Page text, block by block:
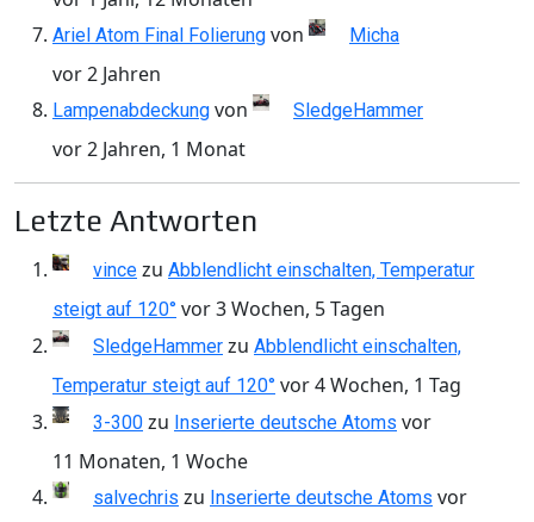
Ariel Atom Final Folierung von Micha
vor 2 Jahren
Lampenabdeckung von SledgeHammer
vor 2 Jahren, 1 Monat
Letzte Antworten
vince zu Abblendlicht einschalten, Temperatur
steigt auf 120° vor 3 Wochen, 5 Tagen
SledgeHammer zu Abblendlicht einschalten,
Temperatur steigt auf 120° vor 4 Wochen, 1 Tag
3-300 zu Inserierte deutsche Atoms vor
11 Monaten, 1 Woche
salvechris zu Inserierte deutsche Atoms vor